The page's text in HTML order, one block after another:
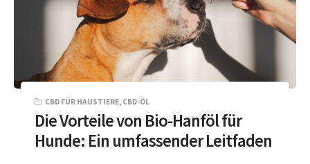
CBD FÜR HAUSTIERE, CBD-ÖL
Die Vorteile von Bio-Hanföl für
Hunde: Ein umfassender Leitfaden